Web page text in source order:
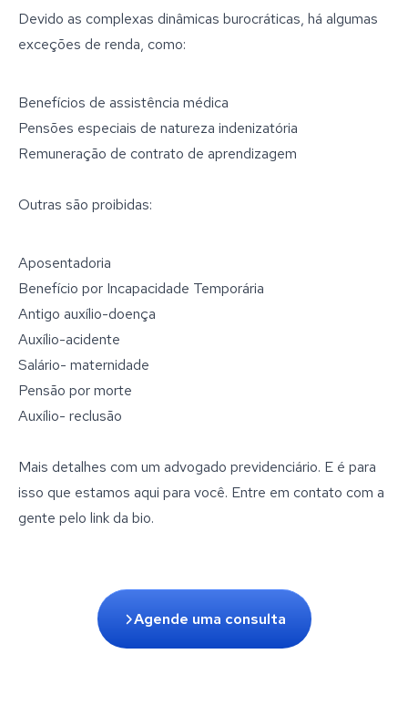
Devido as complexas dinâmicas burocráticas, há algumas
exceções de renda, como:
Benefícios de assistência médica
Pensões especiais de natureza indenizatória
Remuneração de contrato de aprendizagem
Outras são proibidas:
Aposentadoria
Benefício por Incapacidade Temporária
Antigo auxílio-doença
Auxílio-acidente
Salário- maternidade
Pensão por morte
Auxílio- reclusão
Mais detalhes com um advogado previdenciário. E é para
isso que estamos aqui para você. Entre em contato com a
gente pelo link da bio.
Agende uma consulta